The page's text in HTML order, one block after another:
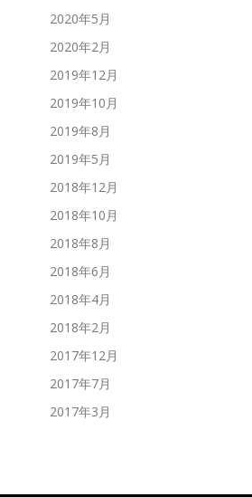
2020年5月
2020年2月
2019年12月
2019年10月
2019年8月
2019年5月
2018年12月
2018年10月
2018年8月
2018年6月
2018年4月
2018年2月
2017年12月
2017年7月
2017年3月